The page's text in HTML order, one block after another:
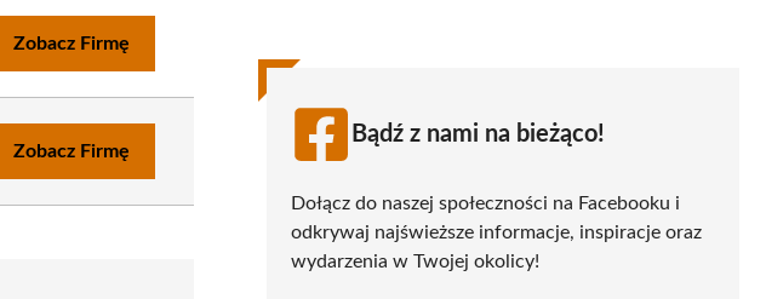
Zobacz Firmę
Zobacz Firmę
Bądź z nami na bieżąco!
Dołącz do naszej społeczności na Facebooku i
odkrywaj najświeższe informacje, inspiracje oraz
wydarzenia w Twojej okolicy!